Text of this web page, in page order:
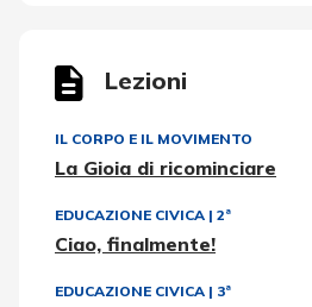
Lezioni
IL CORPO E IL MOVIMENTO
La Gioia di ricominciare
EDUCAZIONE CIVICA | 2ª
Ciao, finalmente!
EDUCAZIONE CIVICA | 3ª